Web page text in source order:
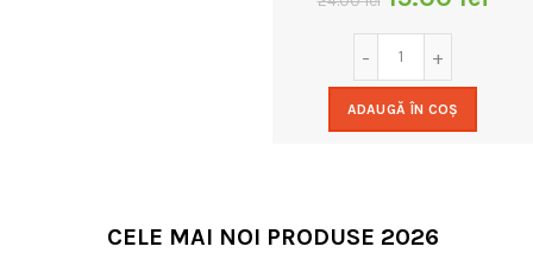
inițial
a
fost:
ADAUGĂ ÎN COȘ
CELE MAI NOI PRODUSE 2026